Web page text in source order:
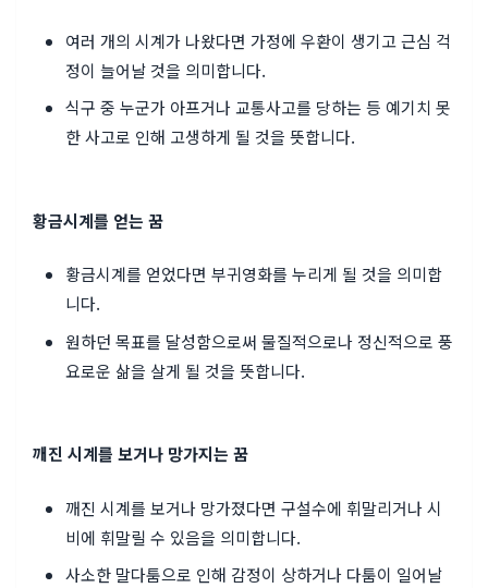
여러 개의 시계가 나왔다면 가정에 우환이 생기고 근심 걱
정이 늘어날 것을 의미합니다.
식구 중 누군가 아프거나 교통사고를 당하는 등 예기치 못
한 사고로 인해 고생하게 될 것을 뜻합니다.
황금시계를 얻는 꿈
황금시계를 얻었다면 부귀영화를 누리게 될 것을 의미합
니다.
원하던 목표를 달성함으로써 물질적으로나 정신적으로 풍
요로운 삶을 살게 될 것을 뜻합니다.
깨진 시계를 보거나 망가지는 꿈
깨진 시계를 보거나 망가졌다면 구설수에 휘말리거나 시
비에 휘말릴 수 있음을 의미합니다.
사소한 말다툼으로 인해 감정이 상하거나 다툼이 일어날